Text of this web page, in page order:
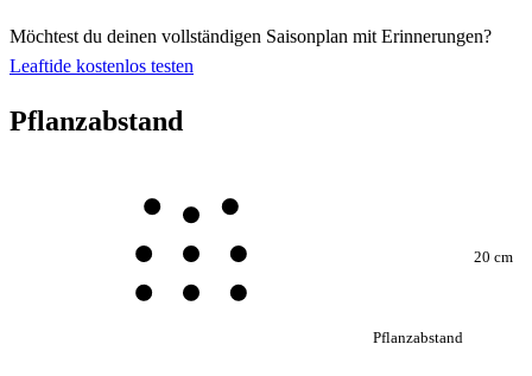
Möchtest du deinen vollständigen Saisonplan mit Erinnerungen?
Leaftide kostenlos testen
Pflanzabstand
Pflanzabstand
20 cm